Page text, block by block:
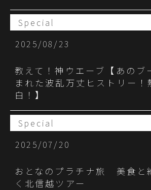
Special
2025/08/23
教えて！神ウエーブ【あのブ
まれた波乱万丈ヒストリー！
白！】
Special
2025/07/20
おとなのプラチナ旅 美食と
く北信越ツアー